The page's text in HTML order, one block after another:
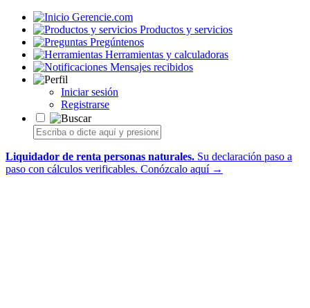
Gerencie.com
Productos y servicios
Pregúntenos
Herramientas y calculadoras
Mensajes recibidos
Iniciar sesión
Registrarse
Liquidador de renta personas naturales. Su declaración paso a
paso con cálculos verificables. Conózcalo aquí →